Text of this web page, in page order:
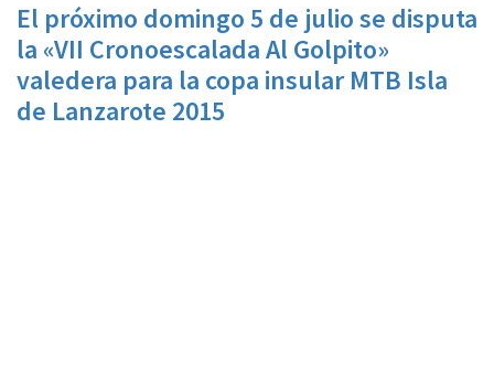
El próximo domingo 5 de julio se disputa
la «VII Cronoescalada Al Golpito»
valedera para la copa insular MTB Isla
de Lanzarote 2015